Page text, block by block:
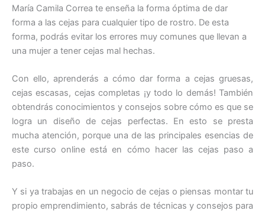
María Camila Correa te enseña la forma óptima de dar
forma a las cejas para cualquier tipo de rostro. De esta
forma, podrás evitar los errores muy comunes que llevan a
una mujer a tener cejas mal hechas.
Con ello, aprenderás a cómo dar forma a cejas gruesas,
cejas escasas, cejas completas ¡y todo lo demás! También
obtendrás conocimientos y consejos sobre cómo es que se
logra un diseño de cejas perfectas. En esto se presta
mucha atención, porque una de las principales esencias de
este curso online está en cómo hacer las cejas paso a
paso.
Y si ya trabajas en un negocio de cejas o piensas montar tu
propio emprendimiento, sabrás de técnicas y consejos para